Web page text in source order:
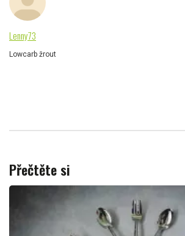
Lenny73
Lowcarb žrout
Přečtěte si